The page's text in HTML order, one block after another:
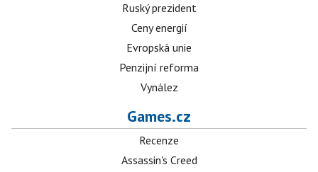
Ruský prezident
Ceny energií
Evropská unie
Penzijní reforma
Vynález
Games.cz
Recenze
Assassin's Creed